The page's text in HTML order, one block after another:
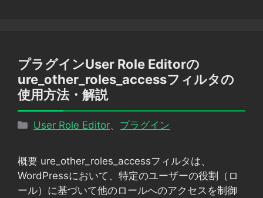
プラグインUser Role Editorの
ure_other_roles_accessフィルタの
使用方法・解説
カ
リ
ー
User Role Editor、 プラグイン
概要 ure_other_roles_accessフィルタは、
WordPressにおいて、特定のユーザーの役割（ロ
ール）に基づいて他のロールへのアクセスを制御